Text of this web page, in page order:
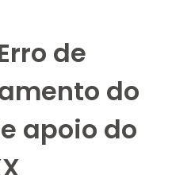
de
do
apoio do